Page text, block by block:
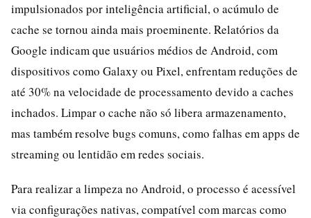
impulsionados por inteligência artificial, o acúmulo de
cache se tornou ainda mais proeminente. Relatórios da
Google indicam que usuários médios de Android, com
dispositivos como Galaxy ou Pixel, enfrentam reduções de
até 30% na velocidade de processamento devido a caches
inchados. Limpar o cache não só libera armazenamento,
mas também resolve bugs comuns, como falhas em apps de
streaming ou lentidão em redes sociais.
Para realizar a limpeza no Android, o processo é acessível
via configurações nativas, compatível com marcas como